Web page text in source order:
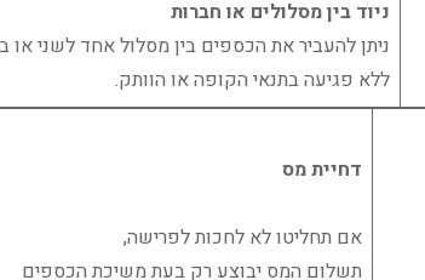
ניוד בין מסלולים או חברות
ניתן להעביר את הכספים בין מסלול אחד לשני או
ללא פגיעה בתנאי הקופה או הוותק.
דחיית מס
אם תחליטו לא לחכות לפרישה,
תשלום המס יבוצע רק בעת משיכת הכספים